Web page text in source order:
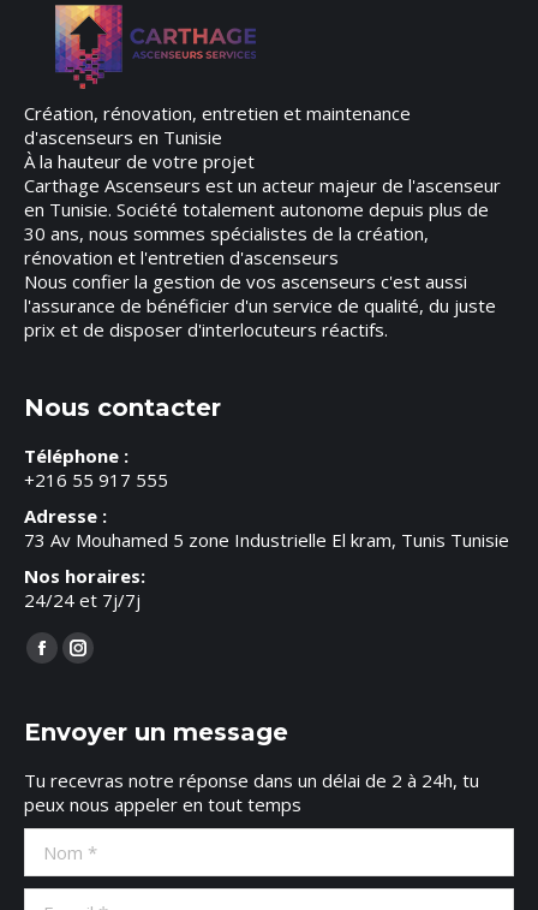
Création, rénovation, entretien et maintenance
d'ascenseurs en Tunisie
À la hauteur de votre projet
Carthage Ascenseurs est un acteur majeur de l'ascenseur
en Tunisie. Société totalement autonome depuis plus de
30 ans, nous sommes spécialistes de la création,
rénovation et l'entretien d'ascenseurs
Nous confier la gestion de vos ascenseurs c'est aussi
l'assurance de bénéficier d'un service de qualité, du juste
prix et de disposer d'interlocuteurs réactifs.
Nous contacter
Téléphone :
+216 55 917 555
Adresse :
73 Av Mouhamed 5 zone Industrielle El kram, Tunis Tunisie
Nos horaires:
24/24 et 7j/7j
Trouvez nous sur :
Facebook
opens
new
window
Instagram
opens
new
window
Envoyer un message
Tu recevras notre réponse dans un délai de 2 à 24h, tu
peux nous appeler en tout temps